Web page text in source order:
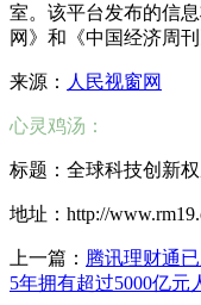
室。该平台发布的信
网》和《中国经济周
来源： 人民视窗网
心灵鸡汤：
标题：全球科技创新
地址：http://
上一篇： 腾讯理财通
5年拥有超过5000亿元